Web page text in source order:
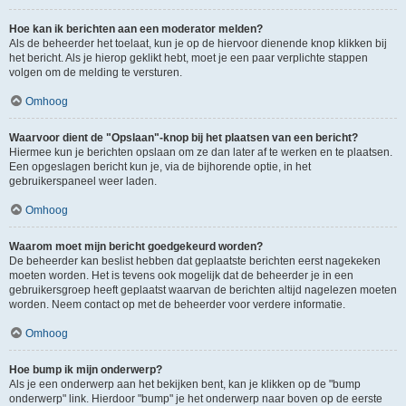
Hoe kan ik berichten aan een moderator melden?
Als de beheerder het toelaat, kun je op de hiervoor dienende knop klikken bij
het bericht. Als je hierop geklikt hebt, moet je een paar verplichte stappen
volgen om de melding te versturen.
Omhoog
Waarvoor dient de "Opslaan"-knop bij het plaatsen van een bericht?
Hiermee kun je berichten opslaan om ze dan later af te werken en te plaatsen.
Een opgeslagen bericht kun je, via de bijhorende optie, in het
gebruikerspaneel weer laden.
Omhoog
Waarom moet mijn bericht goedgekeurd worden?
De beheerder kan beslist hebben dat geplaatste berichten eerst nagekeken
moeten worden. Het is tevens ook mogelijk dat de beheerder je in een
gebruikersgroep heeft geplaatst waarvan de berichten altijd nagelezen moeten
worden. Neem contact op met de beheerder voor verdere informatie.
Omhoog
Hoe bump ik mijn onderwerp?
Als je een onderwerp aan het bekijken bent, kan je klikken op de "bump
onderwerp" link. Hierdoor "bump" je het onderwerp naar boven op de eerste